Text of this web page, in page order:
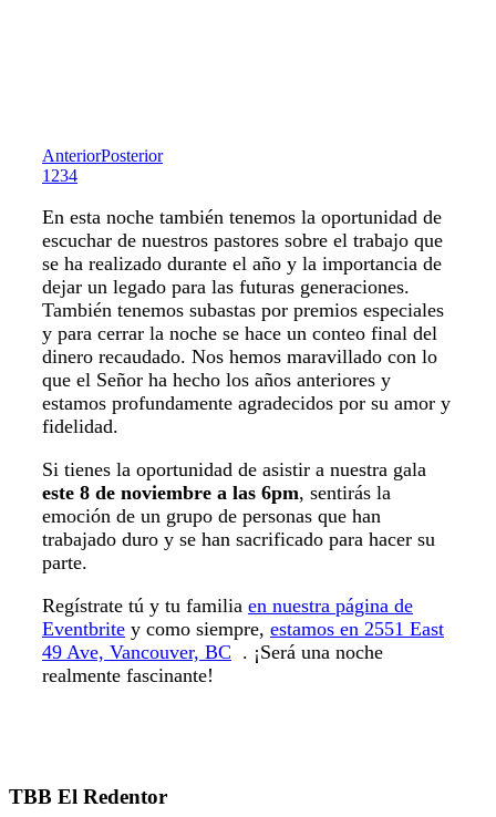
AnteriorPosterior
1 234
En esta noche también tenemos la oportunidad de
escuchar de nuestros pastores sobre el trabajo que
se ha realizado durante el año y la importancia de
dejar un legado para las futuras generaciones.
También tenemos subastas por premios especiales
y para cerrar la noche se hace un conteo final del
dinero recaudado. Nos hemos maravillado con lo
que el Señor ha hecho los años anteriores y
estamos profundamente agradecidos por su amor y
fidelidad.
Si tienes la oportunidad de asistir a nuestra gala
este 8 de noviembre a las 6pm, sentirás la
emoción de un grupo de personas que han
trabajado duro y se han sacrificado para hacer su
parte.
Regístrate tú y tu familia en nuestra página de
Eventbrite y como siempre, estamos en 2551 East
49 Ave, Vancouver, BC . ¡Será una noche
realmente fascinante!
TBB El Redentor